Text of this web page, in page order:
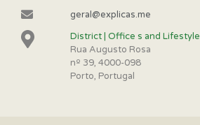
geral@explicas.me
District | Office s and Lifestyle
Rua Augusto Rosa
nº 39, 4000-098
Porto, Portugal